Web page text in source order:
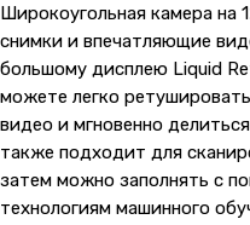
Широкоугольная камера на
снимки и впечатляющие
большому дисплею Liquid
можете легко
видео и мгновенно
также подходит для
затем можно заполнять с
технологиям машинного